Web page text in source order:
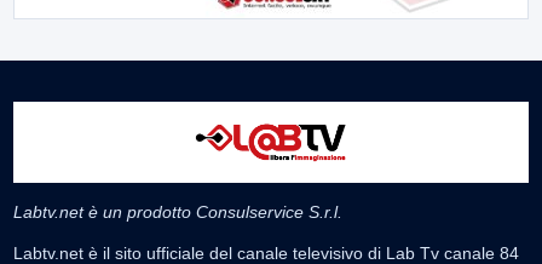
Labtv.net è un prodotto Consulservice S.r.l.
Labtv.net è il sito ufficiale del canale televisivo di Lab Tv canale 84